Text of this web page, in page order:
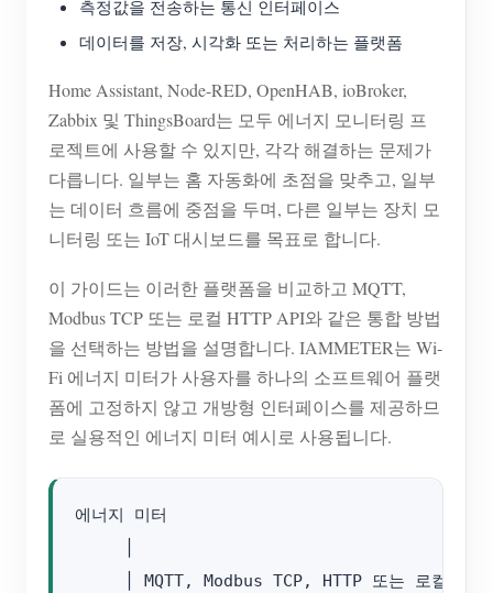
측정값을 전송하는 통신 인터페이스
데이터를 저장, 시각화 또는 처리하는 플랫폼
Home Assistant, Node-RED, OpenHAB, ioBroker,
Zabbix 및 ThingsBoard는 모두 에너지 모니터링 프
로젝트에 사용할 수 있지만, 각각 해결하는 문제가
다릅니다. 일부는 홈 자동화에 초점을 맞추고, 일부
는 데이터 흐름에 중점을 두며, 다른 일부는 장치 모
니터링 또는 IoT 대시보드를 목표로 합니다.
이 가이드는 이러한 플랫폼을 비교하고 MQTT,
Modbus TCP 또는 로컬 HTTP API와 같은 통합 방법
을 선택하는 방법을 설명합니다. IAMMETER는 Wi-
Fi 에너지 미터가 사용자를 하나의 소프트웨어 플랫
폼에 고정하지 않고 개방형 인터페이스를 제공하므
로 실용적인 에너지 미터 예시로 사용됩니다.
에너지 미터
     │ MQTT, Modbus TCP, HTTP 또는 로컬 API